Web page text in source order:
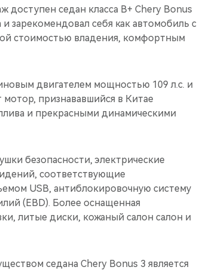
седан класса B+ Chery Bonus
зарекомендовал себя как автомобиль с
стоимостью владения, комфортным
двигателем мощностью 109 л.с. и
признававшийся в Китае
и прекрасными динамическими
безопасности, электрические
соответствующие
USB, антиблокировочную систему
(EBD). Более оснащенная
литые диски, кожаный салон салон и
седана Chery Bonus 3 является